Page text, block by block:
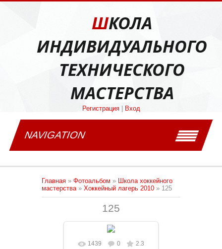
ШКОЛА
ИНДИВИДУАЛЬНОГО
ТЕХНИЧЕСКОГО
МАСТЕРСТВА
Регистрация| Вход
NAVIGATION
Главная » Фотоальбом » Школа хоккейного
мастерства» Хоккейный лагерь 2010 » 125
125
В реальном размере
1439 0 2.3